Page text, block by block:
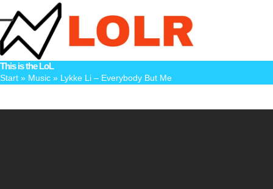
to
content
Open
mobile
menu
Close
mobile
menu
This is the LoL
Start » Music » Lykke Li – Everybody But Me